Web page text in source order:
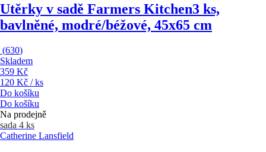
Utěrky v sadě Farmers Kitchen3 ks,
bavlněné, modré/béžové, 45x65 cm
(630)
Skladem
359 Kč
120 Kč / ks
Do košíku
Do košíku
Na prodejně
sada 4 ks
Catherine Lansfield